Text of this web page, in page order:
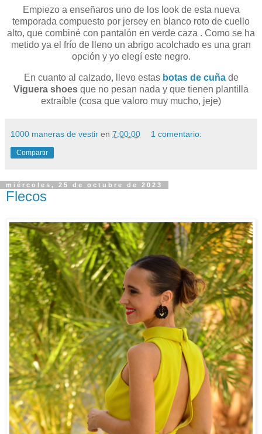
Empiezo a enseñaros uno de los look de esta nueva
temporada compuesto por jersey en blanco roto de cuello
alto, que combiné con pantalón en verde caza . Como se ha
metido ya el frío de lleno un abrigo acolchado es una gran
opción y yo elegí este negro.
En cuanto al calzado, llevo estasbotas de cuña de
Viguera shoes que no pesan nada y que tienen plantilla
extraíble (cosa que valoro muy mucho, jeje)
1000 maneras de vestir en 7:00:00 1 comentario:
Compartir
miércoles, 25 de octubre de 2023
Flecos